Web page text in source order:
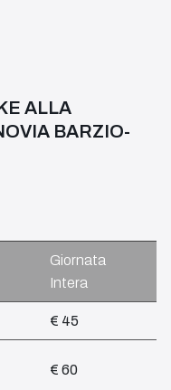
ALLA
BARZIO-
Giornata
Intera
€ 45
€ 60